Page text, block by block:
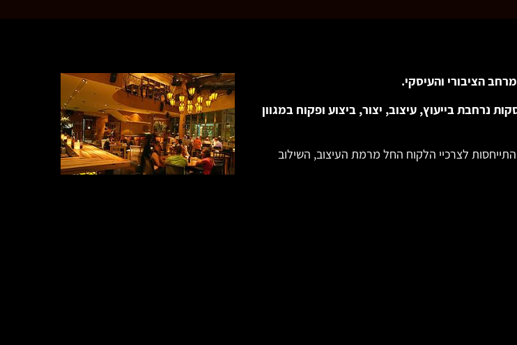
הציבורי והעיסקי.
נרחבת בייעוץ, עיצוב, יצור, ביצוע ופקוח במגוון
התייחסות לצרכיי הלקוח החל מרמת העיצוב, השילוב